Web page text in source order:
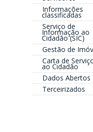
Informações
classificadas
Serviço de
Informação ao
Cidadão (SIC)
Gestão de
Carta de
ao Cidadão
Dados Abertos
Terceirizados